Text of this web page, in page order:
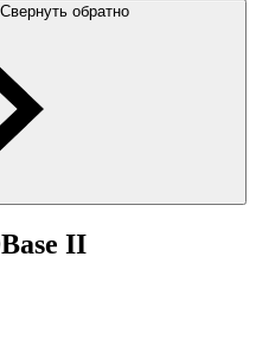
Свернуть обратно
II